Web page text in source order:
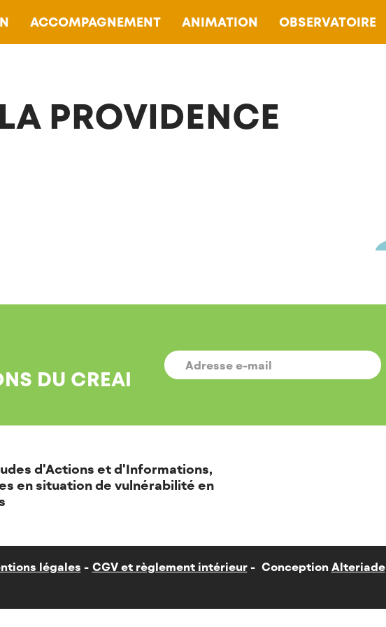
ACCOMPAGNEMENT ANIMATION OBSERVATOIRE
PROVIDENCE
DU CREAI
E-
MAIL *
d'Actions et d'Informations,
en situation de vulnérabilité en
légales CGV et règlement intérieur Conception Alteriade